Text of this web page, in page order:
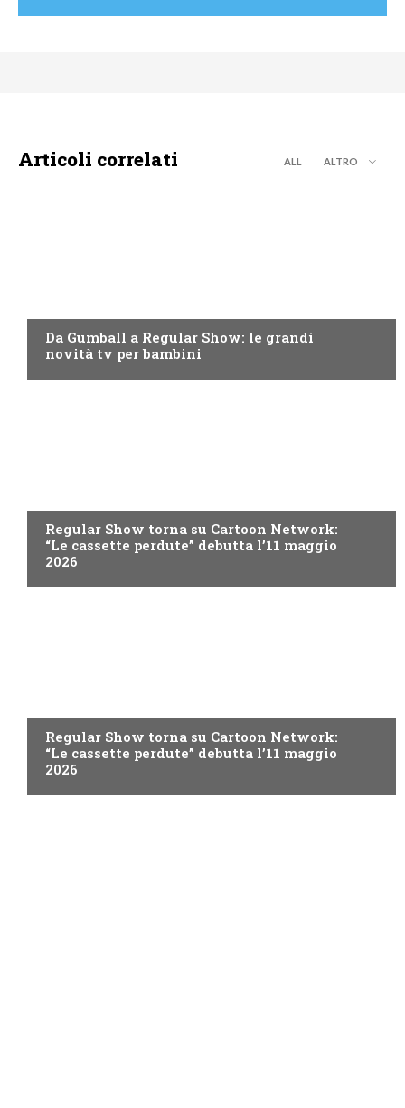
Articoli correlati ALL ALTRO
Da Gumball a Regular Show: le grandi
novità tv per bambini
Regular Show torna su Cartoon Network:
“Le cassette perdute” debutta l’11 maggio
2026
Regular Show torna su Cartoon Network:
“Le cassette perdute” debutta l’11 maggio
2026